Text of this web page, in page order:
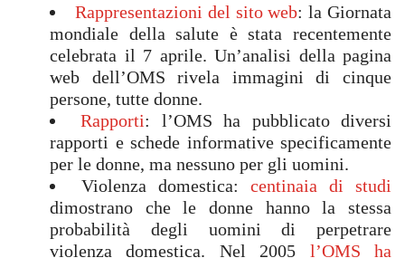
Rappresentazioni del sito web: la Giornata
mondiale della salute è stata recentemente
celebrata il 7 aprile. Un’analisi della pagina
web dell’OMS rivela immagini di cinque
persone, tutte donne.
Rapporti: l’OMS ha pubblicato diversi
rapporti e schede informative specificamente
per le donne, ma nessuno per gli uomini.
Violenza domestica: centinaia di studi
dimostrano che le donne hanno la stessa
probabilità degli uomini di perpetrare
violenza domestica. Nel 2005 l’OMS ha